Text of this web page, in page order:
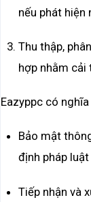
nếu phát hiện
Thu thập,
hợp nhằm cải
Eazyppc có nghĩa
Bảo mật
định pháp luật
Tiếp nhận và